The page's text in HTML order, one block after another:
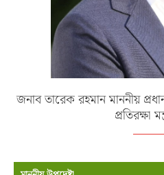
জনাব তারেক রহমান মাননীয়
প্রতিরক্ষা